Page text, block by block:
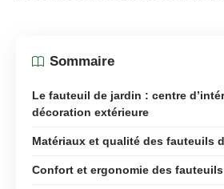
Sommaire
Le fauteuil de jardin : centre
décoration extérieure
Matériaux et qualité des fauteuils
Confort et ergonomie des